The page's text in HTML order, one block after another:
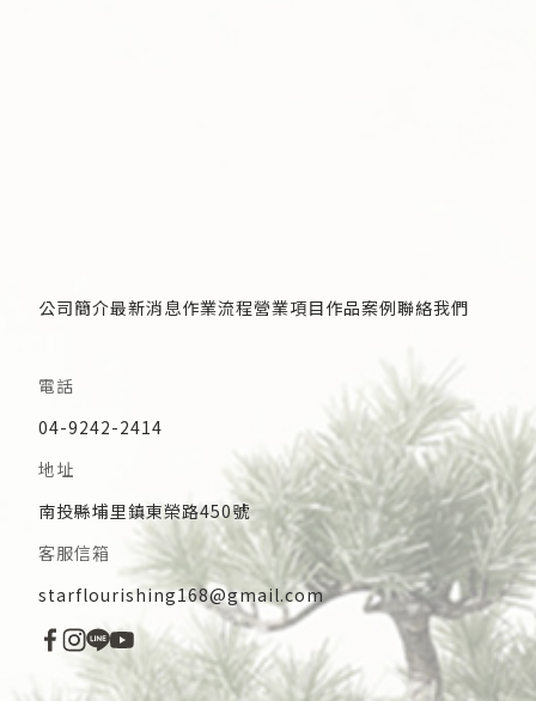
公司簡介最新消息作業流程營業項目作品案例聯絡我們
電話
04-9242-2414
地址
南投縣埔里鎮東榮路450號
客服信箱
starflourishing168@gmail.com
僅必需的 Cookies 同意